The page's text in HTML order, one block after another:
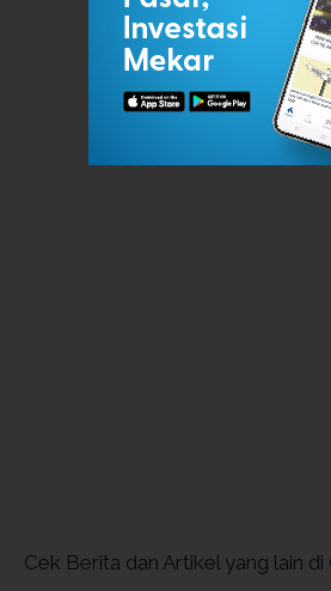
Cek Berita dan Artikel yang lain di